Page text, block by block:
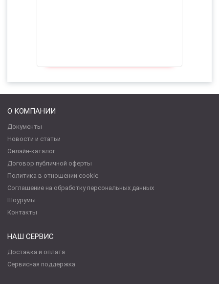
О КОМПАНИИ
Документы
Новости и статьи
Онлайн-каталог
Договор публичной оферты
Политика в отношении cookie
Соглашение на обработку персональных данных
Шоурумы
Контакты
НАШ СЕРВИС
Доставка и оплата
Сервисная поддержка